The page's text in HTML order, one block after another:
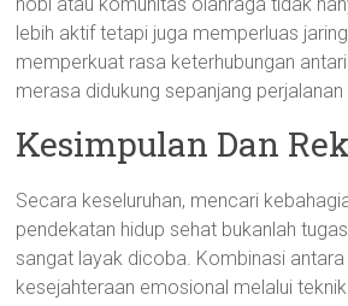
lebih aktif tetapi juga memperluas
memperkuat rasa keterhubungan
merasa didukung sepanjang
Kesimpulan Dan
Secara keseluruhan, mencari
pendekatan hidup sehat bukanlah
sangat layak dicoba. Kombinasi
kesejahteraan emosional melalui